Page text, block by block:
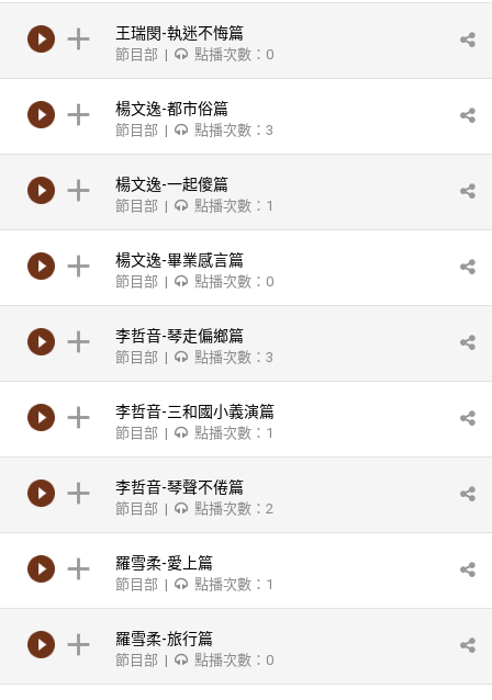
王瑞閔-執迷不悔篇
節目部 | 點播次數：0
楊文逸-都市俗篇
節目部 | 點播次數：3
楊文逸-一起傻篇
節目部 | 點播次數：1
楊文逸-畢業感言篇
節目部 | 點播次數：0
李哲音-琴走偏鄉篇
節目部 | 點播次數：3
李哲音-三和國小義演篇
節目部 | 點播次數：1
李哲音-琴聲不倦篇
節目部 | 點播次數：2
羅雪柔-愛上篇
節目部 | 點播次數：1
羅雪柔-旅行篇
節目部 | 點播次數：0